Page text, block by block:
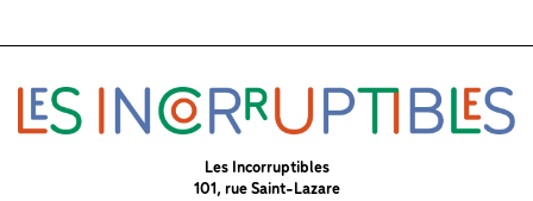
Les Incorruptibles
101, rue Saint-Lazare